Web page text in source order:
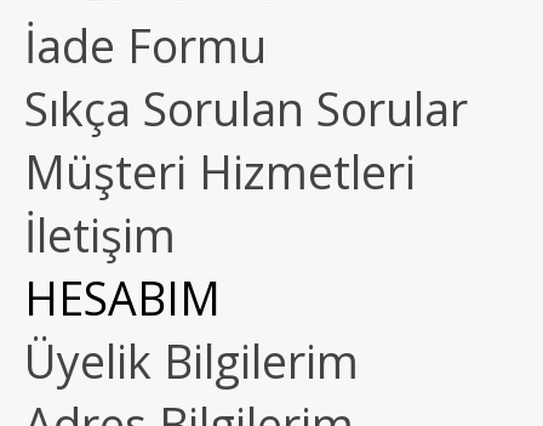
İade Formu
Sıkça Sorulan Sorular
Müşteri Hizmetleri
İletişim
HESABIM
Üyelik Bilgilerim